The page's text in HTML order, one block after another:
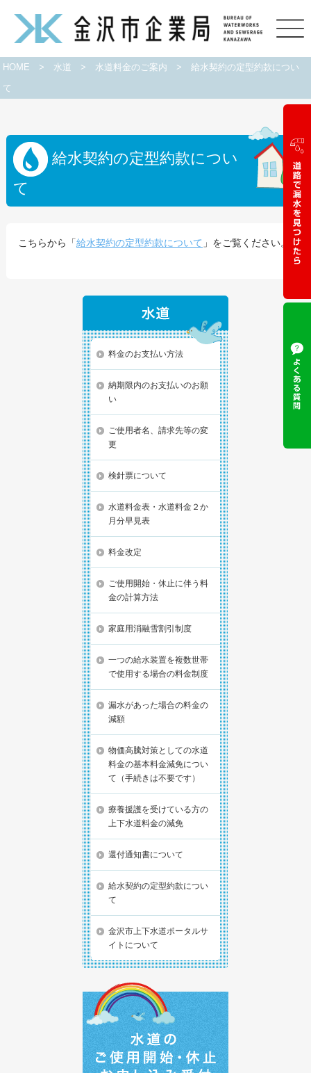
HOME > 水道 > 水道料金のご案内 >給水契約の定型約款につい
て
給水契約の定型約款につい
て
こちらから「給水契約の定型約款について 」をご覧ください。
料金のお支払い方法
納期限内のお支払いのお願
い
ご使用者名、請求先等の変
更
検針票について
水道料金表・水道料金２か
月分早見表
料金改定
ご使用開始・休止に伴う料
金の計算方法
家庭用消融雪割引制度
一つの給水装置を複数世帯
で使用する場合の料金制度
漏水があった場合の料金の
減額
物価高騰対策としての水道
料金の基本料金減免につい
て（手続きは不要です）
療養援護を受けている方の
上下水道料金の減免
還付通知書について
給水契約の定型約款につい
て
金沢市上下水道ポータルサ
イトについて